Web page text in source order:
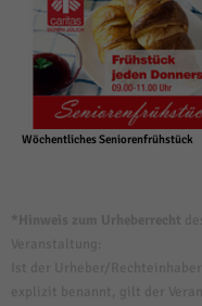
Wöchentliches Seniorenfrühstück